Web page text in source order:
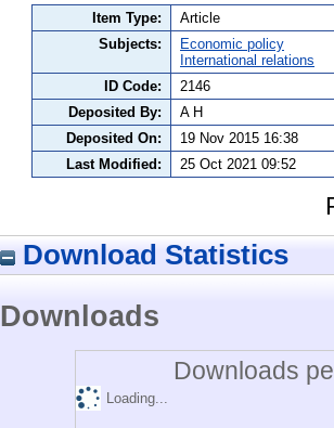
Item Type:
Article
Subjects:
Economic policy
International relations
ID Code:
2146
Deposited By:
A H
Deposited On:
19 Nov 2015 16:38
Last Modified:
25 Oct 2021 09:52
Download Statistics
Downloads
Downloads
Loading...